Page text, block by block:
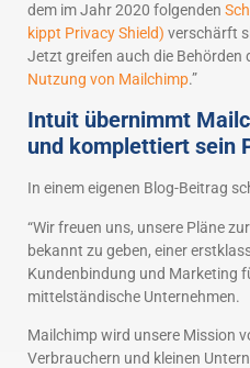
dem im Jahr 2020 folgenden
kippt Privacy Shield) verschärft
Jetzt greifen auch die Behörden
Nutzung von Mailchimp.”
Intuit übernimmt
und komplettiert sein
In einem eigenen Blog-Beitrag
“Wir freuen uns, unsere Pläne
bekannt zu geben, einer
Kundenbindung und Marketing
mittelständische Unternehmen.
Mailchimp wird unsere Mission
Verbrauchern und kleinen